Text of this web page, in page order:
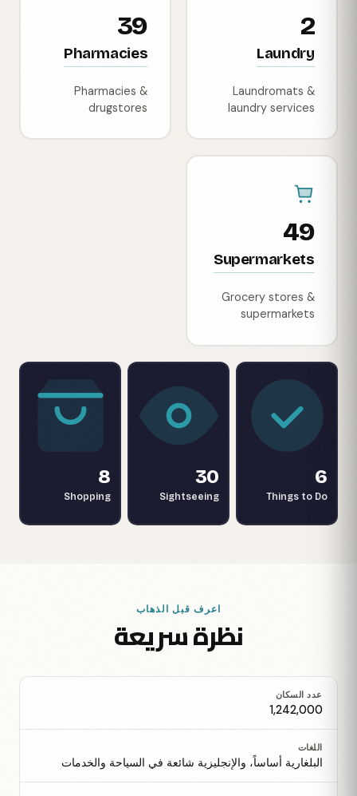
2
Laundry
Laundromats &
laundry services
39
Pharmacies
Pharmacies &
drugstores
49
Supermarkets
Grocery stores &
supermarkets
6
Things to Do
30
Sightseeing
8
Shopping
اعرف قبل الذهاب
نظرة سريعة
عدد السكان
1,242,000
اللغات
البلغارية أساساً، والإنجليزية شائعة في السياحة والخدمات